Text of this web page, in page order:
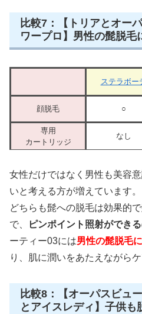
比較7：【トリアとオー
ワープロ】男性の髭脱毛
ステラボー
顔脱毛 ○
専用
カートリッジ
なし
女性だけではなく男性も美容
いと考える方が増えています。
どちらも髭への脱毛は効果的
で、
ピンポイント照射ができる
ーティー03には男性の髭脱毛
り、肌に潤いをあたえながらケ
比較8：【オーパスビュ
とアイスレディ】子供も